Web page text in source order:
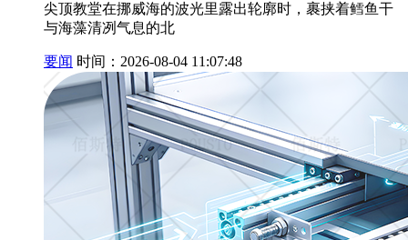
尖顶教堂在挪威海的波光里露出轮廓时，裹挟着鳕鱼干
与海藻清冽气息的北
要闻 时间：2026-08-04 11:07:48